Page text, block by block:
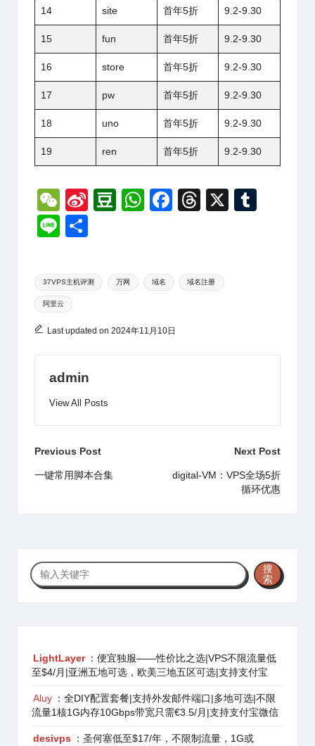
14 site 首年5折 9.2-9.30
15 fun 首年5折 9.2-9.30
16 store 首年5折 9.2-9.30
17 pw 首年5折 9.2-9.30
18 uno 首年5折 9.2-9.30
19 ren 首年5折 9.2-9.30
W
e
C
h
at
Si
W
ei
o
D
b
a
W
s
A
p
F
b
o
T
a
d
X
Li
e
Tags:
37VPS主机评测 万网 域名 域名注册
阿里云
Last updated on 2024年11月10日
admin
View All Posts
Post
navigation
Previous Post
一键常用脚本合集
Next Post
digital-VM：VPS全场5折
循环优惠
搜
索
搜
索
LightLayer ：便宜独服——性价比之选|VPS不限流量低
至$4/月|亚洲五地可选，欧美三地五区可选|支持支付宝
Aluy ：全DIY配置套餐|支持外发邮件端口|多地可选|不限
流量1核1G内存10Gbps带宽只需€3.5/月|支持支付宝微信
desivps
：圣何塞低至$17/年，不限制流量，1G或